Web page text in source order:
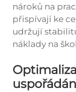
nároků na
přispívají ke
udržují
náklady na